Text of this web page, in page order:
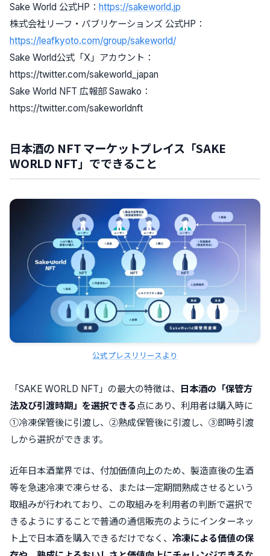
Sake World 公式HP： https://sakeworld.jp
株式会社リーフ・パブリケーションズ 公式HP：
https://leafkyoto.com/group/sakeworld/
Sake World公式「X」アカウント：
https://twitter.com/sakeworld_japan
Sake World NFT 広報部 Sawako：
https://twitter.com/sakeworldnft
日本酒の NFT マーケットプレイス「SAKE
WORLD NFT」でできること
公式プレスリリースより
「SAKE WORLD NFT」の最大の特徴は、
日本酒の「保管方
法及び引渡時期」を選択できる 点にあり、利用者は購入時に
①冷凍保管後に引渡し、②熟成保管後に引渡し、③即時引渡
しから選択ができます。
近年日本酒業界では、付加価値向上のため、製造直後の生酒
等を急速冷凍で凍らせる、または一定期間熟成させるという
取組みが行われており、この取組みを利用者の判断で選択で
きるようにすることで普通の通信販売のようにインターネッ
ト上で日本酒を購入できるだけでなく、 冷凍による価値の保